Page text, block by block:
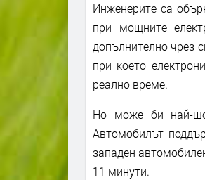
Инженерите са
при мощните
допълнително чрез
при което
реално време.
Но може би най-
Автомобилът
западен
11 минути.